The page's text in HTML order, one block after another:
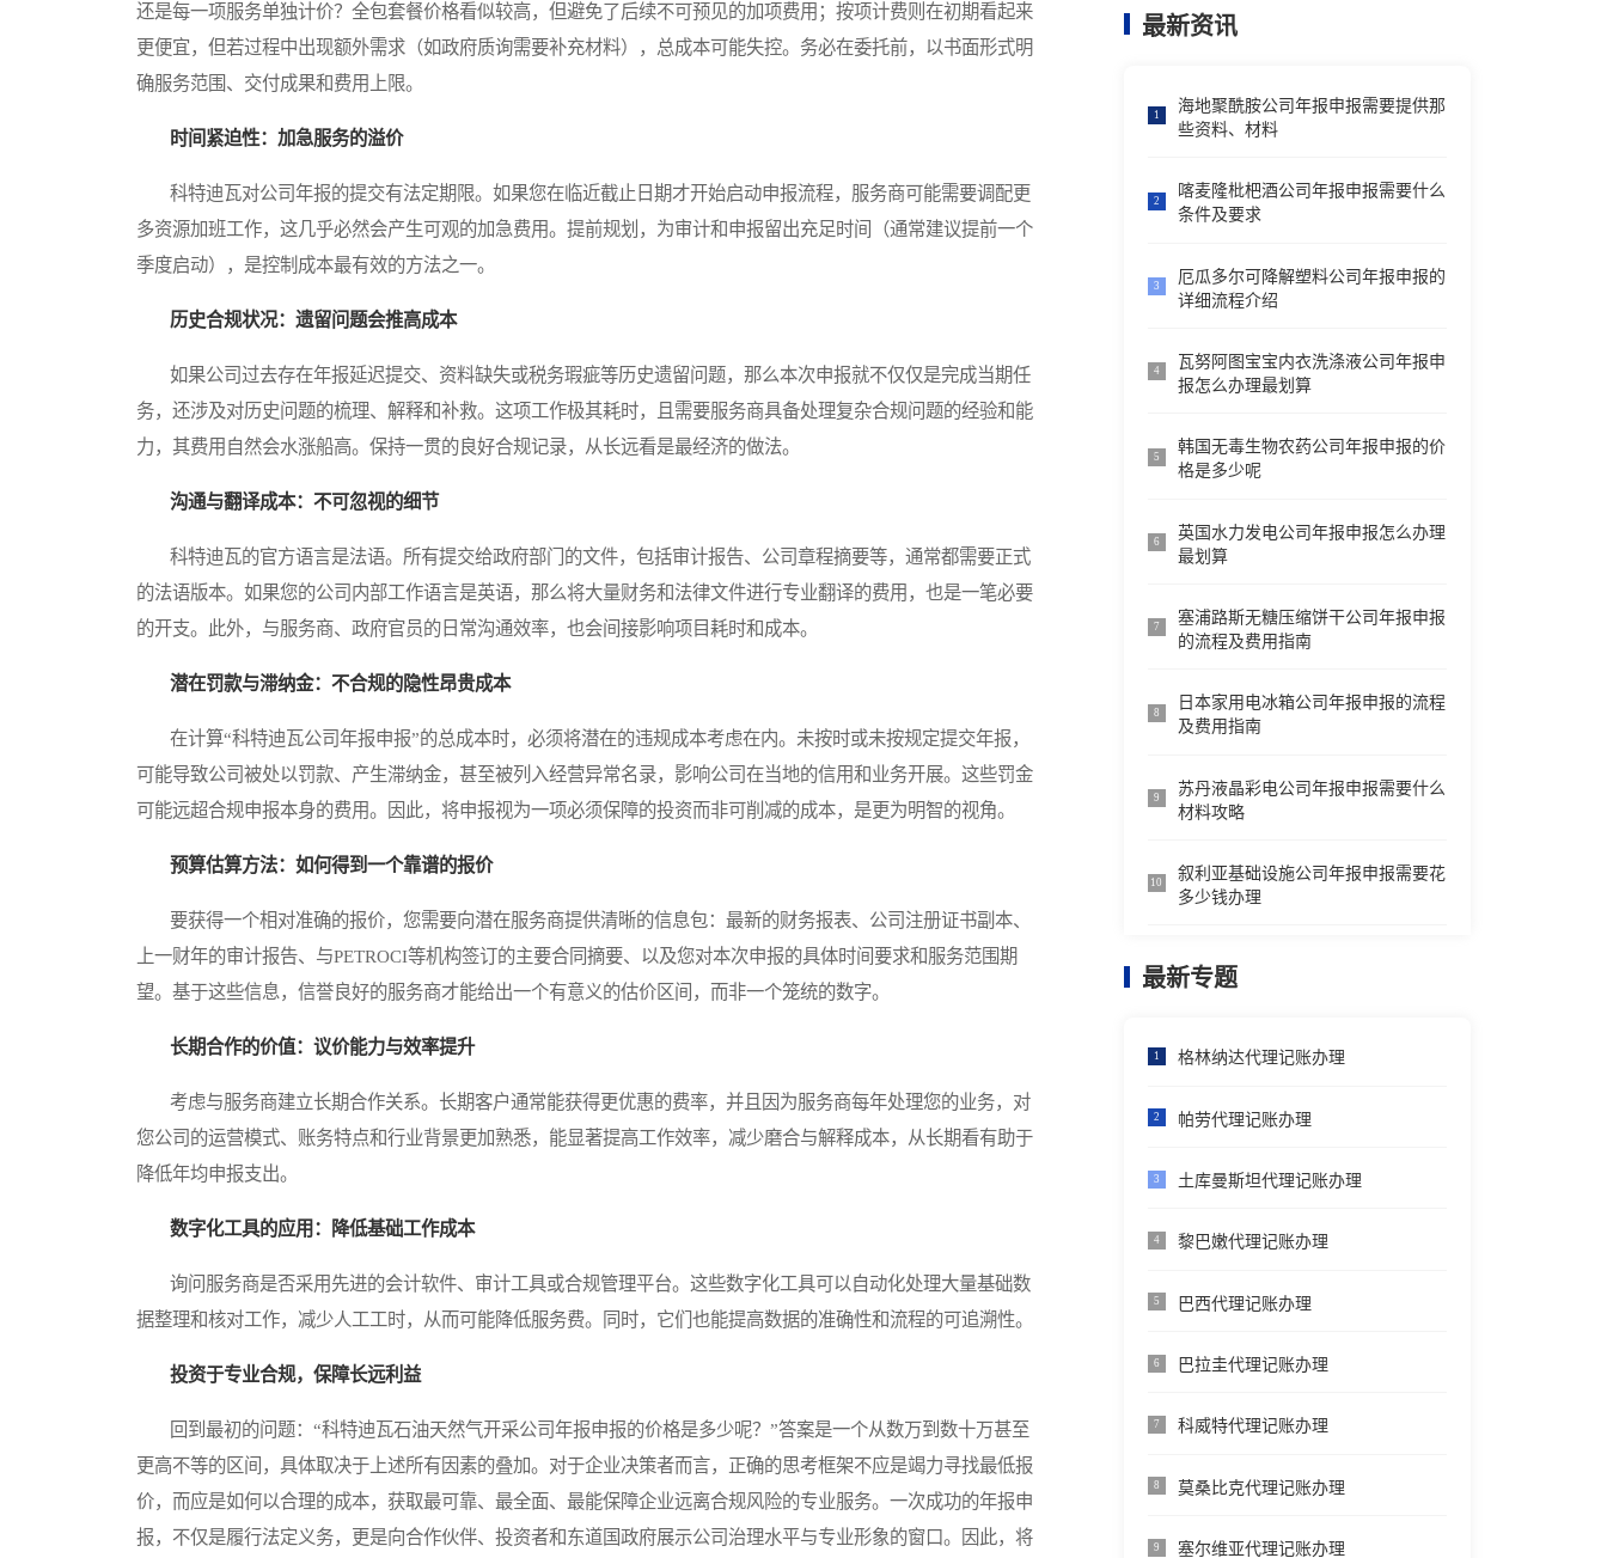
还是每一项服务单独计价？全包套餐价格看似较高，但避免了后续不可预见的加项费用；按项计费则在初期看起来
更便宜，但若过程中出现额外需求（如政府质询需要补充材料），总成本可能失控。务必在委托前，以书面形式明
确服务范围、交付成果和费用上限。
时间紧迫性：加急服务的溢价
科特迪瓦对公司年报的提交有法定期限。如果您在临近截止日期才开始启动申报流程，服务商可能需要调配更
多资源加班工作，这几乎必然会产生可观的加急费用。提前规划，为审计和申报留出充足时间（通常建议提前一个
季度启动），是控制成本最有效的方法之一。
历史合规状况：遗留问题会推高成本
如果公司过去存在年报延迟提交、资料缺失或税务瑕疵等历史遗留问题，那么本次申报就不仅仅是完成当期任
务，还涉及对历史问题的梳理、解释和补救。这项工作极其耗时，且需要服务商具备处理复杂合规问题的经验和能
力，其费用自然会水涨船高。保持一贯的良好合规记录，从长远看是最经济的做法。
沟通与翻译成本：不可忽视的细节
科特迪瓦的官方语言是法语。所有提交给政府部门的文件，包括审计报告、公司章程摘要等，通常都需要正式
的法语版本。如果您的公司内部工作语言是英语，那么将大量财务和法律文件进行专业翻译的费用，也是一笔必要
的开支。此外，与服务商、政府官员的日常沟通效率，也会间接影响项目耗时和成本。
潜在罚款与滞纳金：不合规的隐性昂贵成本
在计算“科特迪瓦公司年报申报”的总成本时，必须将潜在的违规成本考虑在内。未按时或未按规定提交年报，
可能导致公司被处以罚款、产生滞纳金，甚至被列入经营异常名录，影响公司在当地的信用和业务开展。这些罚金
可能远超合规申报本身的费用。因此，将申报视为一项必须保障的投资而非可削减的成本，是更为明智的视角。
预算估算方法：如何得到一个靠谱的报价
要获得一个相对准确的报价，您需要向潜在服务商提供清晰的信息包：最新的财务报表、公司注册证书副本、
上一财年的审计报告、与PETROCI等机构签订的主要合同摘要、以及您对本次申报的具体时间要求和服务范围期
望。基于这些信息，信誉良好的服务商才能给出一个有意义的估价区间，而非一个笼统的数字。
长期合作的价值：议价能力与效率提升
考虑与服务商建立长期合作关系。长期客户通常能获得更优惠的费率，并且因为服务商每年处理您的业务，对
您公司的运营模式、账务特点和行业背景更加熟悉，能显著提高工作效率，减少磨合与解释成本，从长期看有助于
降低年均申报支出。
数字化工具的应用：降低基础工作成本
询问服务商是否采用先进的会计软件、审计工具或合规管理平台。这些数字化工具可以自动化处理大量基础数
据整理和核对工作，减少人工工时，从而可能降低服务费。同时，它们也能提高数据的准确性和流程的可追溯性。
投资于专业合规，保障长远利益
回到最初的问题：“科特迪瓦石油天然气开采公司年报申报的价格是多少呢？”答案是一个从数万到数十万甚至
更高不等的区间，具体取决于上述所有因素的叠加。对于企业决策者而言，正确的思考框架不应是竭力寻找最低报
价，而应是如何以合理的成本，获取最可靠、最全面、最能保障企业远离合规风险的专业服务。一次成功的年报申
报，不仅是履行法定义务，更是向合作伙伴、投资者和东道国政府展示公司治理水平与专业形象的窗口。因此，将
最新资讯
1
海地聚酰胺公司年报申报需要提供那
些资料、材料
2
喀麦隆枇杷酒公司年报申报需要什么
条件及要求
3
厄瓜多尔可降解塑料公司年报申报的
详细流程介绍
4
瓦努阿图宝宝内衣洗涤液公司年报申
报怎么办理最划算
5
韩国无毒生物农药公司年报申报的价
格是多少呢
6
英国水力发电公司年报申报怎么办理
最划算
7
塞浦路斯无糖压缩饼干公司年报申报
的流程及费用指南
8
日本家用电冰箱公司年报申报的流程
及费用指南
9
苏丹液晶彩电公司年报申报需要什么
材料攻略
10
叙利亚基础设施公司年报申报需要花
多少钱办理
最新专题
1 格林纳达代理记账办理
2 帕劳代理记账办理
3 土库曼斯坦代理记账办理
4 黎巴嫩代理记账办理
5 巴西代理记账办理
6 巴拉圭代理记账办理
7 科威特代理记账办理
8 莫桑比克代理记账办理
9 塞尔维亚代理记账办理